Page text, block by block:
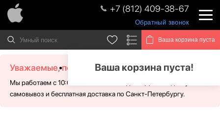
+7 (812) 409-38-67
Обратный звонок
Ваша корзина пуста
Ваша корзина пуста!
Уважаемые, посетители!
Мы работаем с 10:00 - 21:00 без выходных. Для Вас доступен
самовывоз и бесплатная доставка по Санкт-Петербургу.